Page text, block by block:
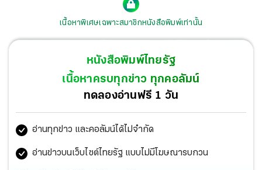
เนื้อหาพิเศษเฉพาะสมาชิกหนังสือพิมพ์เท่านั้น
หนังสือพิมพ์ไทยรัฐ
เนื้อหาครบทุกข่าว ทุกคอลัมน์
ทดลองอ่านฟรี 1 วัน
อ่านทุกข่าว และคอลัมน์ได้ไม่จำกัด
อ่านข่าวบนเว็บไซต์ไทยรัฐ แบบไม่มีโฆษณารบกวน